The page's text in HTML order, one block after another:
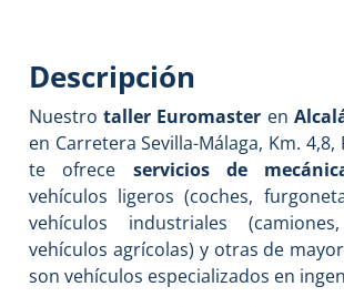
Descripción
Nuestrotaller Euromaster en
en Carretera Sevilla-Málaga, Km. 4,8,
te ofrece servicios de
vehículos ligeros (coches,
vehículos industriales
vehículos agrícolas) y otras de
son vehículos especializados en